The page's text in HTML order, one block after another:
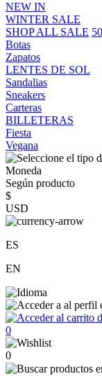
NEW IN
WINTER SALE
SHOP ALL SALE
Botas
Zapatos
LENTES DE SOL
Sandalias
Sneakers
Carteras
BILLETERAS
Fiesta
Vegana
Moneda
Según producto
$
USD
ES
EN
0
0